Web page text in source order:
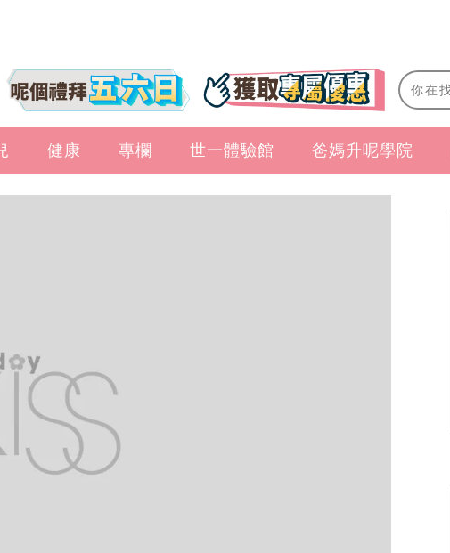
健康 專欄 世一體驗館 爸媽升呢學院